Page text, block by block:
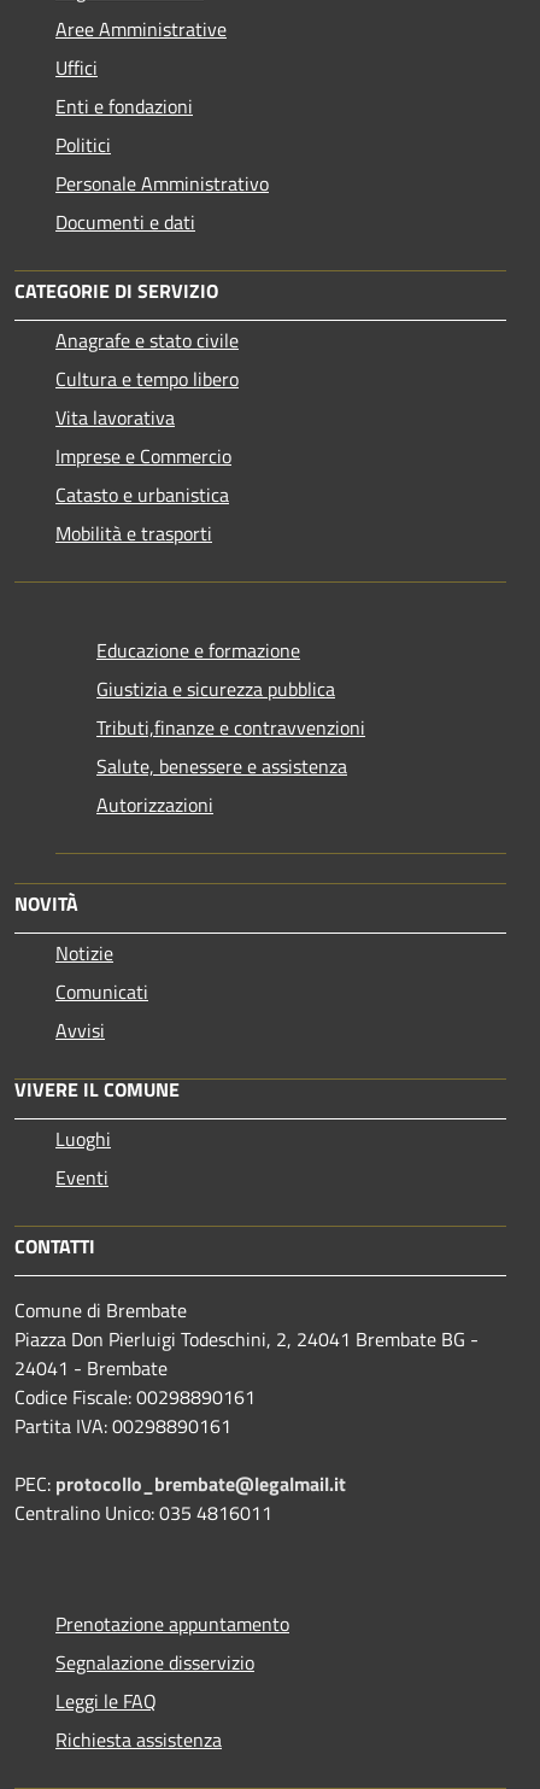
Aree Amministrative
Uffici
Enti e fondazioni
Politici
Personale Amministrativo
Documenti e dati
CATEGORIE DI SERVIZIO
Anagrafe e stato civile
Cultura e tempo libero
Vita lavorativa
Imprese e Commercio
Catasto e urbanistica
Mobilità e trasporti
Educazione e formazione
Giustizia e sicurezza pubblica
Tributi,finanze e contravvenzioni
Salute, benessere e assistenza
Autorizzazioni
NOVITÀ
Notizie
Comunicati
Avvisi
VIVERE IL COMUNE
Luoghi
Eventi
CONTATTI
Comune di Brembate
Piazza Don Pierluigi Todeschini, 2, 24041 Brembate BG -
24041 - Brembate
Codice Fiscale: 00298890161
Partita IVA: 00298890161
PEC: protocollo_brembate@legalmail.it
Centralino Unico: 035 4816011
Prenotazione appuntamento
Segnalazione disservizio
Leggi le FAQ
Richiesta assistenza